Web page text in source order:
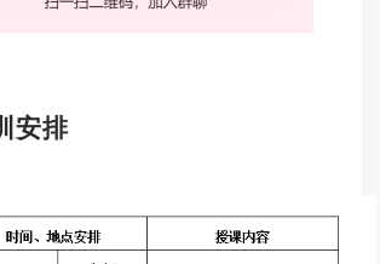
安排